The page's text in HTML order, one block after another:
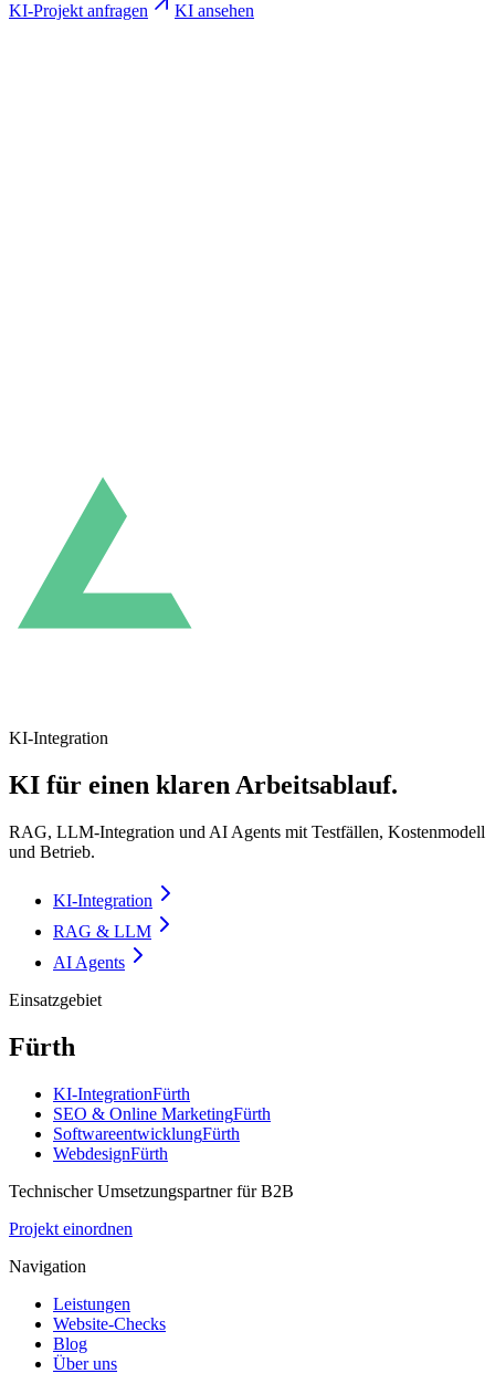
KI-Projekt anfragen KI ansehen
KI-Integration
KI für einen klaren Arbeitsablauf.
RAG, LLM-Integration und AI Agents mit Testfällen, Kostenmodell
und Betrieb.
KI-Integration
RAG & LLM
AI Agents
Einsatzgebiet
Fürth
KI-IntegrationFürth
SEO & Online MarketingFürth
SoftwareentwicklungFürth
WebdesignFürth
Technischer Umsetzungspartner für B2B
Projekt einordnen
Navigation
Leistungen
Website-Checks
Blog
Über uns